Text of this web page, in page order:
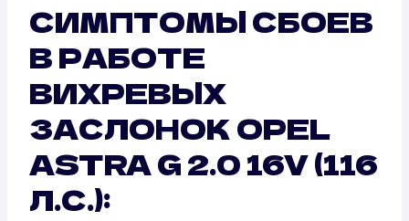
СИМПТОМЫ СБОЕВ
В РАБОТЕ
ВИХРЕВЫХ
ЗАСЛОНОК OPEL
ASTRA G 2.0 16V (116
Л.С.):